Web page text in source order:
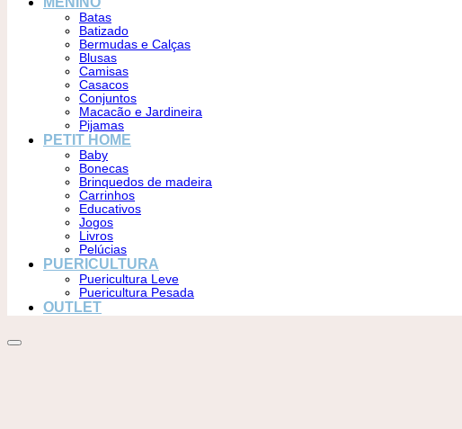
Batas
Batizado
Bermudas e Calças
Blusas
Camisas
Casacos
Conjuntos
Macacão e Jardineira
Pijamas
PETIT HOME
Baby
Bonecas
Brinquedos de madeira
Carrinhos
Educativos
Jogos
Livros
Pelúcias
PUERICULTURA
Puericultura Leve
Puericultura Pesada
OUTLET